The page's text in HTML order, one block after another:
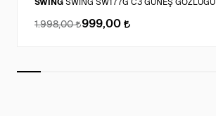
SWİNG SWİNG SW177G C3 GÜNEŞ GÖZLÜĞÜ
1.998,00 999,00